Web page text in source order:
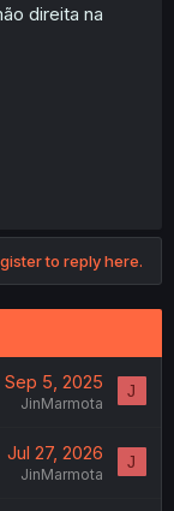
direita na
to reply here.
Sep 5, 2025
JinMarmota
J
Jul 27, 2026
JinMarmota
J